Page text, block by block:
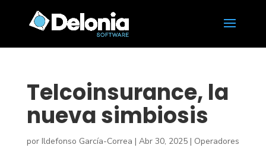
Telcoinsurance, la
nueva simbiosis
por Ildefonso García-Correa | Abr 30, 2025| Operadores